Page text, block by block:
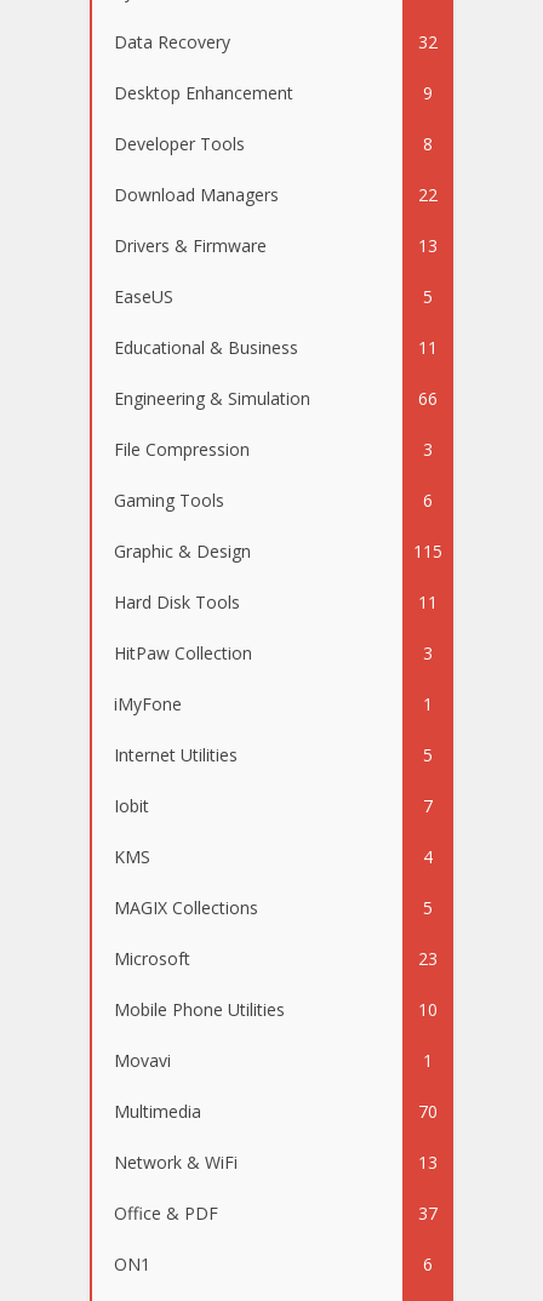
Data Recovery 32
Desktop Enhancement 9
Developer Tools 8
Download Managers 22
Drivers & Firmware 13
EaseUS 5
Educational & Business 11
Engineering & Simulation 66
File Compression 3
Gaming Tools 6
Graphic & Design 115
Hard Disk Tools 11
HitPaw Collection 3
iMyFone 1
Internet Utilities 5
Iobit 7
KMS 4
MAGIX Collections 5
Microsoft 23
Mobile Phone Utilities 10
Movavi 1
Multimedia 70
Network & WiFi 13
Office & PDF 37
ON1 6